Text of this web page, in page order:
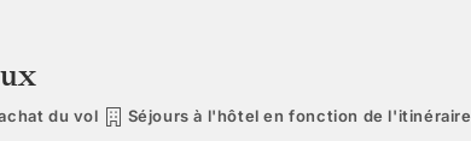
du vol Séjours à l'hôtel en fonction de l'itinéraire